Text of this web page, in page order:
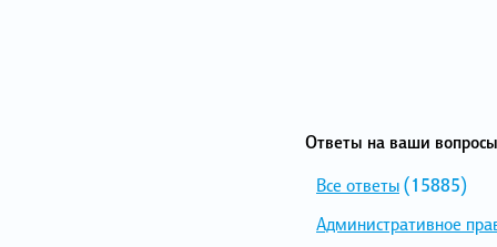
Ответы на ваши
Все ответы(15885)
Административное